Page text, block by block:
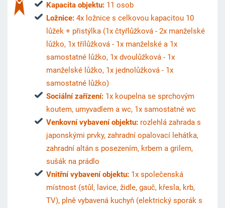
Kapacita objektu:11 osob
Ložnice:4x ložnice s celkovou kapacitou 10
lůžek + přistýlka (1x čtyřlůžková - 2x manželské
lůžko, 1x třílůžková - 1x manželské a 1x
samostatné lůžko, 1x dvoulůžková - 1x
manželské lůžko, 1x jednolůžková - 1x
samostatné lůžko)
Sociální zařízení:1x koupelna se sprchovým
koutem, umyvadlem a wc, 1x samostatné wc
Venkovní vybavení objektu: rozlehlá zahrada s
japonskými prvky, zahradní opalovací lehátka,
zahradní altán s posezením, krbem a grilem,
sušák na prádlo
Vnitřní vybavení objektu: 1x společenská
místnost (stůl, lavice, židle, gauč, křesla, krb,
TV), plně vybavená kuchyň (elektrický sporák s